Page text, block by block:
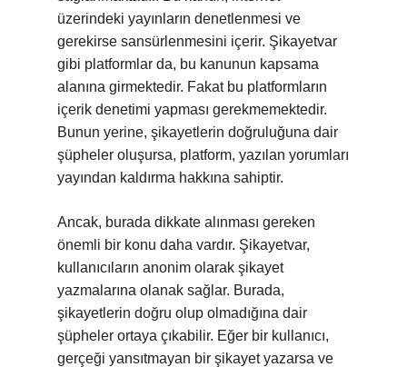
üzerindeki yayınların denetlenmesi ve
gerekirse sansürlenmesini içerir. Şikayetvar
gibi platformlar da, bu kanunun kapsama
alanına girmektedir. Fakat bu platformların
içerik denetimi yapması gerekmemektedir.
Bunun yerine, şikayetlerin doğruluğuna dair
şüpheler oluşursa, platform, yazılan yorumları
yayından kaldırma hakkına sahiptir.
Ancak, burada dikkate alınması gereken
önemli bir konu daha vardır. Şikayetvar,
kullanıcıların anonim olarak şikayet
yazmalarına olanak sağlar. Burada,
şikayetlerin doğru olup olmadığına dair
şüpheler ortaya çıkabilir. Eğer bir kullanıcı,
gerçeği yansıtmayan bir şikayet yazarsa ve